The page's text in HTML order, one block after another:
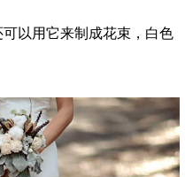
以用它来制成花束，白色